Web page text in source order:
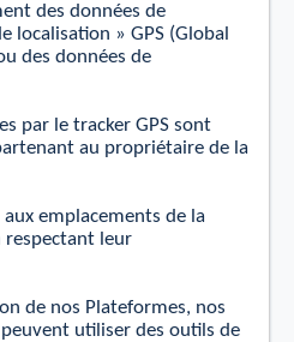
des données de
localisation » GPS (Global
des données de
par le tracker GPS sont
au propriétaire de la
emplacements de la
respectant leur
de nos Plateformes, nos
utiliser des outils de